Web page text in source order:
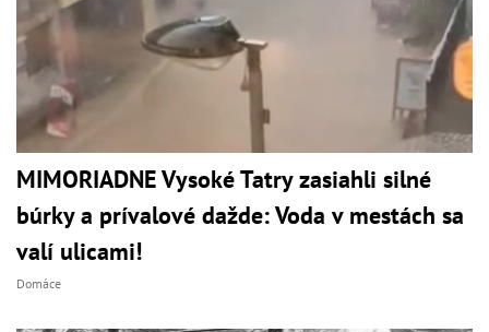
MIMORIADNE Vysoké Tatry zasiahli silné
búrky a prívalové dažde: Voda v mestách sa
valí ulicami!
Domáce